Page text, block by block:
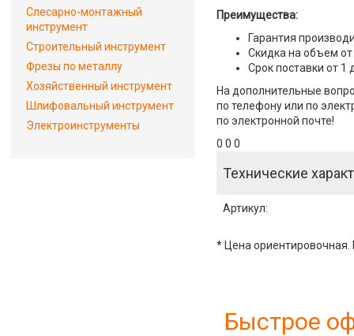
Преимущества:
Гарантия
Скидка на объем от
Срок поставки от 1
На дополнительные
по телефону или по
по электронной почте!
0 0 0
Технические
Артикул:
* Цена ориентировочная.
Быстрое
Слесарно-монтажный
инструмент
Строительный инструмент
Фрезы по металлу
Хозяйственный инструмент
Шлифовальный инструмент
Электроинструменты